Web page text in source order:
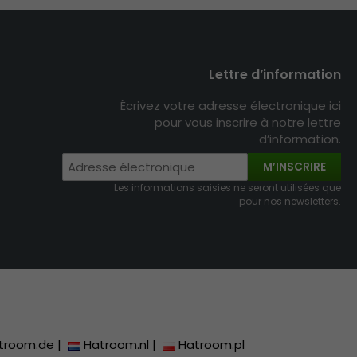
Lettre d’information
Écrivez votre adresse électronique ici
pour vous inscrire à notre lettre
d’information.
M’INSCRIRE
Les informations saisies ne seront utilisées que
pour nos newsletters.
| Hatroom.nl | Hatroom.pl